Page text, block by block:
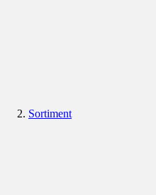
Sortiment